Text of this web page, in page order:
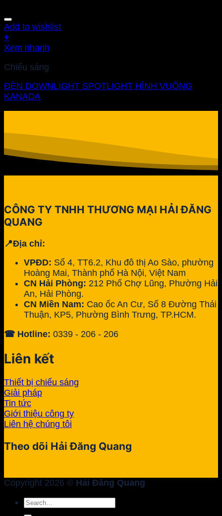
Add to wishlist
+
Xem nhanh
Chiếu sáng
ĐÈN DOWNLIGHT SPOTLIGHT HÌNH VUÔNG
KANADA
CÔNG TY TNHH THƯƠNG MẠI HẢI ĐĂNG
QUANG
📍Địa chỉ:
VPĐD: Số 4, TT6.2, Khu đô thị Ao Sào, phường
Hoàng Mai, Thành phố Hà Nội, Việt Nam
CN Hải Phòng: 212 Phố Chợ Lũng, Phường Hải
An, Hải Phòng.
CN Miền Nam: Cao ốc An Cư, Số 8 Đường Thái
Thuận, KP5, Phường Bình Trưng, TP.HCM.
☎ Hotline: 0339 - 206 - 206
Liên kết
Thiết bị chiếu sáng
Giải pháp
Tin tức
Giới thiệu công ty
Liên hệ chúng tôi
Theo dõi Hải Đăng Quang
Copyright 2026 © Hải Đăng Quang
Search